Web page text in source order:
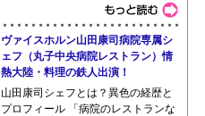
ヴァイスホルン山田康司病院専属シ
ェフ（丸子中央病院レストラン）情
熱大陸・料理の鉄人出演！
山田康司シェフとは？異色の経歴と
プロフィール 「病院のレストランな